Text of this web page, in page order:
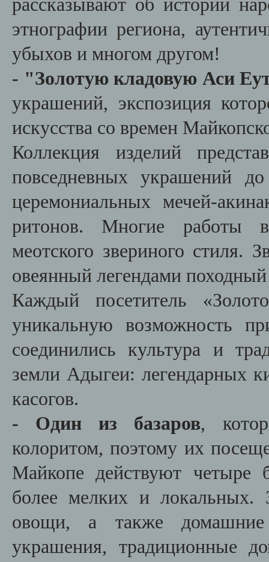
рассказывают об истории
этнографии региона,
убыхов и многом другом!
- "Золотую кладовую Аси
украшений, экспозиция
искусства со времен
Коллекция изделий
повседневных украшений
церемониальных мечей-
ритонов. Многие работы
меотского звериного стиля.
овеянный легендами
Каждый посетитель
уникальную возможность
соединились культура и
земли Адыгеи: легендарных
касогов.
- Один из базаров,
колоритом, поэтому их
Майкопе действуют четыре
более мелких и
овощи, а также
украшения, традиционные